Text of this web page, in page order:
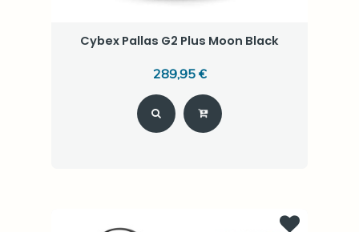
Cybex Pallas G2 Plus Moon Black
289,95 €